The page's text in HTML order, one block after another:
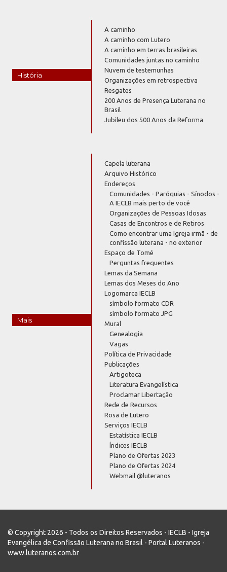
História
A caminho
A caminho com Lutero
A caminho em terras brasileiras
Comunidades juntas no caminho
Nuvem de testemunhas
Organizações em retrospectiva
Resgates
200 Anos de Presença Luterana no
Brasil
Jubileu dos 500 Anos da Reforma
Mais
Capela luterana
Arquivo Histórico
Endereços
Comunidades - Paróquias - Sínodos -
A IECLB mais perto de você
Organizações de Pessoas Idosas
Casas de Encontros e de Retiros
Como encontrar uma Igreja irmã - de
confissão luterana - no exterior
Espaço de Tomé
Perguntas frequentes
Lemas da Semana
Lemas dos Meses do Ano
Logomarca IECLB
símbolo formato CDR
símbolo formato JPG
Mural
Genealogia
Vagas
Política de Privacidade
Publicações
Artigoteca
Literatura Evangelística
Proclamar Libertação
Rede de Recursos
Rosa de Lutero
Serviços IECLB
Estatística IECLB
Índices IECLB
Plano de Ofertas 2023
Plano de Ofertas 2024
Webmail @luteranos
© Copyright 2026 - Todos os Direitos Reservados - IECLB - Igreja
Evangélica de Confissão Luterana no Brasil - Portal Luteranos -
www.luteranos.com.br